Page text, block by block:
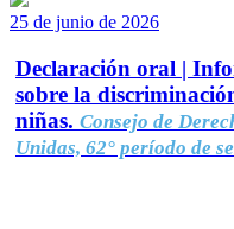
25 de junio de 2026
Declaración oral |
sobre la
niñas. Consejo de
Unidas, 62° período de